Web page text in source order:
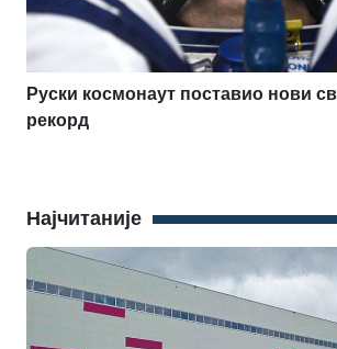
Руски космонаут поставио нови
рекорд
Најчитаније